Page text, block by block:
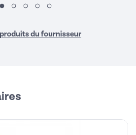
du fournisseur